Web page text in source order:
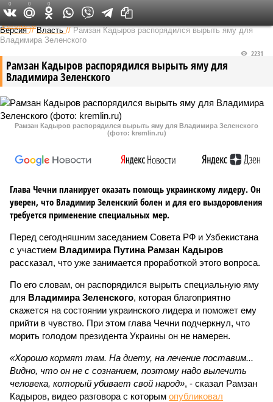
Федеральный выпуск
Версия //Власть //Рамзан Кадыров распорядился вырыть яму для
Владимира Зеленского
Рамзан Кадыров распорядился вырыть яму для
Владимира Зеленского
2231
Рамзан Кадыров распорядился вырыть яму для Владимира Зеленского
(фото: kremlin.ru)
Глава Чечни планирует оказать помощь украинскому лидеру. Он
уверен, что Владимир Зеленский болен и для его выздоровления
требуется применение специальных мер.
Перед сегодняшним заседанием Совета РФ и Узбекистана
с участием Владимира Путина Рамзан Кадыров
рассказал, что уже занимается проработкой этого вопроса.
По его словам, он распорядился вырыть специальную яму
для Владимира Зеленского, которая благоприятно
скажется на состоянии украинского лидера и поможет ему
прийти в чувство. При этом глава Чечни подчеркнул, что
морить голодом президента Украины он не намерен.
«Хорошо кормят там. На диету, на лечение поставим...
Видно, что он не с сознанием, поэтому надо вылечить
человека, который убивает свой народ», - сказал Рамзан
Кадыров, видео разговора с которым опубликовал
0 0 0